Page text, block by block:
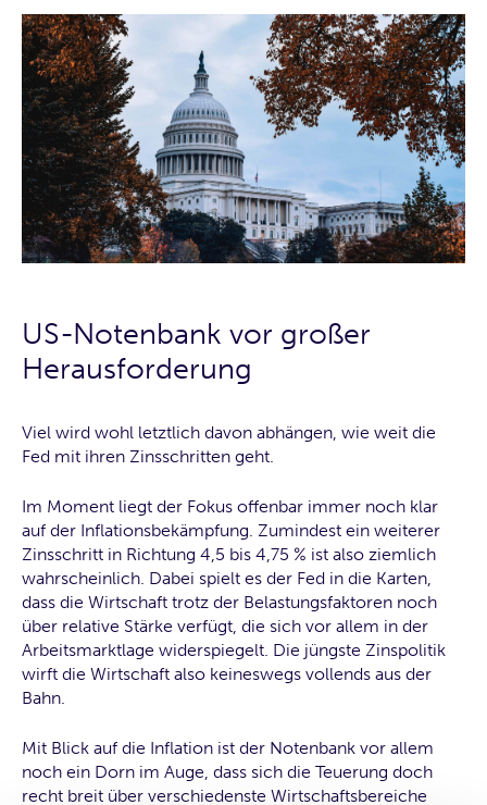
US-Notenbank vor großer
Herausforderung
Viel wird wohl letztlich davon abhängen, wie weit die
Fed mit ihren Zinsschritten geht.
Im Moment liegt der Fokus offenbar immer noch klar
auf der Inflationsbekämpfung. Zumindest ein weiterer
Zinsschritt in Richtung 4,5 bis 4,75 % ist also ziemlich
wahrscheinlich. Dabei spielt es der Fed in die Karten,
dass die Wirtschaft trotz der Belastungsfaktoren noch
über relative Stärke verfügt, die sich vor allem in der
Arbeitsmarktlage widerspiegelt. Die jüngste Zinspolitik
wirft die Wirtschaft also keineswegs vollends aus der
Bahn.
Mit Blick auf die Inflation ist der Notenbank vor allem
noch ein Dorn im Auge, dass sich die Teuerung doch
recht breit über verschiedenste Wirtschaftsbereiche